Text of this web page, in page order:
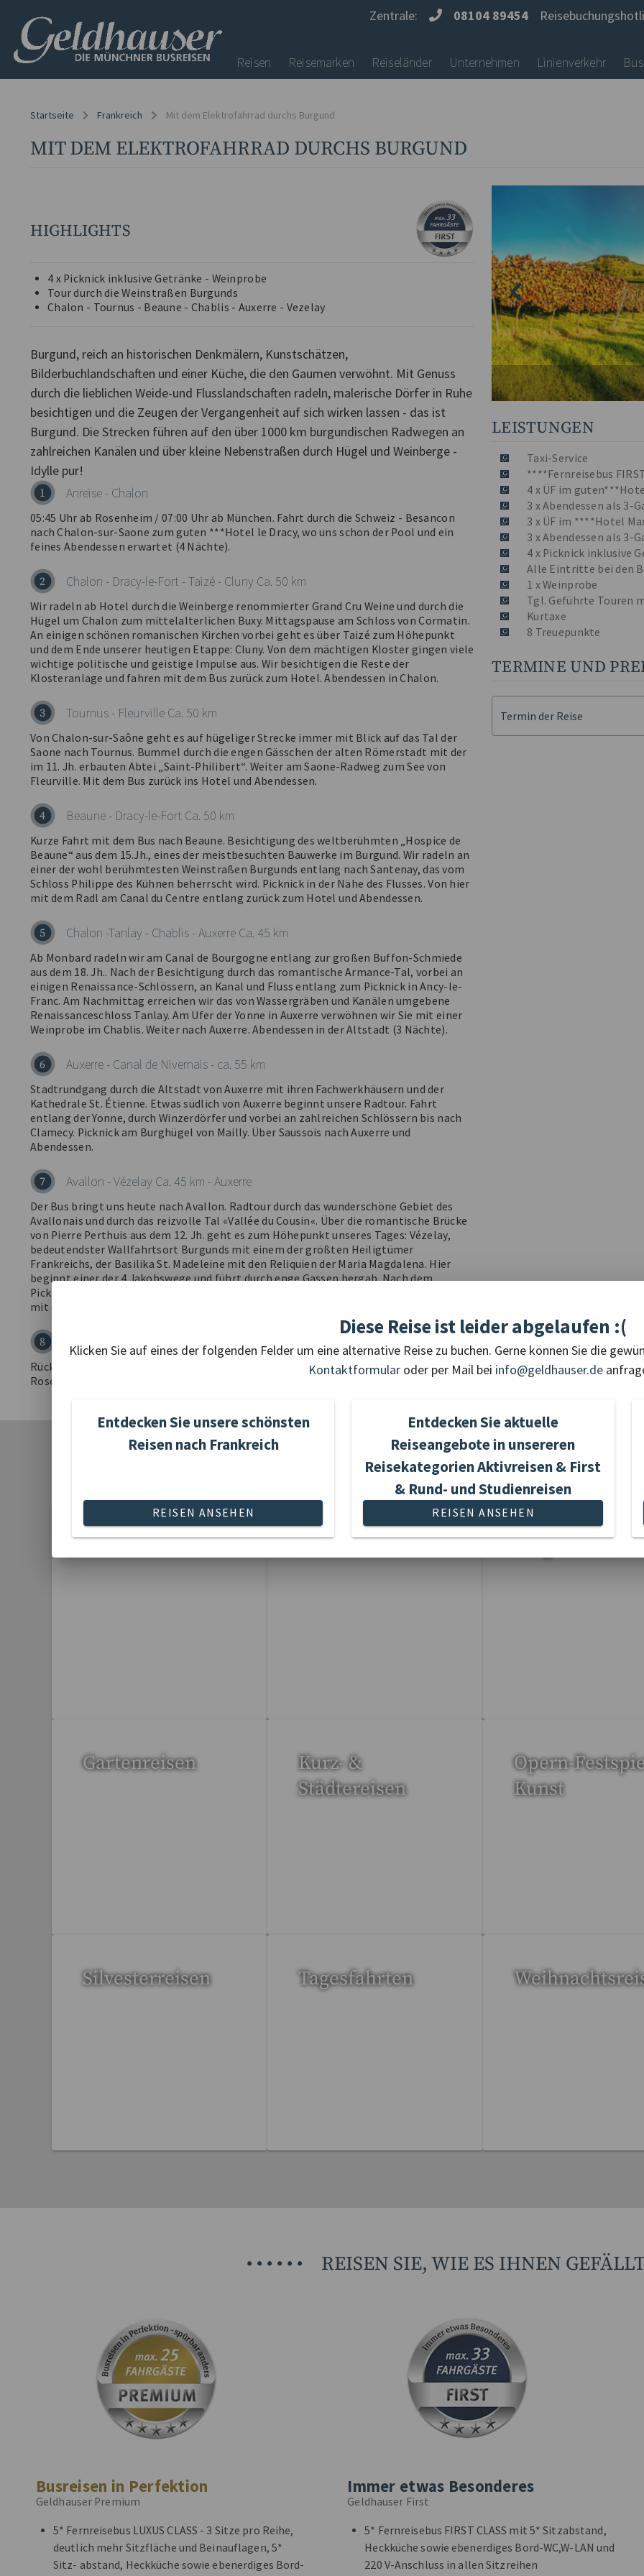
Zentrale: 08104 89454
Reisen Reisemarken Reiseländer Unternehmen Linienverkehr
Startseite Frankreich Mit dem Elektrofahrrad durchs Burgund
MIT DEM ELEKTROFAHRRAD DURCHS BURGUND
HIGHLIGHTS
4 x Picknick inklusive Getränke - Weinprobe
Tour durch die Weinstraßen Burgunds
Chalon - Tournus - Beaune - Chablis - Auxerre - Vezelay
Burgund, reich an historischen Denkmälern, Kunstschätzen,
Bilderbuchlandschaften und einer Küche, die den Gaumen verwöhnt. Mit Genuss
durch die lieblichen Weide-und Flusslandschaften radeln, malerische Dörfer in Ruhe
besichtigen und die Zeugen der Vergangenheit auf sich wirken lassen - das ist
Burgund. Die Strecken führen auf den über 1000 km burgundischen Radwegen an
zahlreichen Kanälen und über kleine Nebenstraßen durch Hügel und Weinberge -
1 Anreise - Chalon
05:45 Uhr ab Rosenheim / 07:00 Uhr ab München. Fahrt durch die Schweiz - Besancon
nach Chalon-sur-Saone zum guten ***Hotel le Dracy, wo uns schon der Pool und ein
feines Abendessen erwartet (4 Nächte).
2 Chalon - Dracy-le-Fort - Taizé - Cluny Ca. 50 km
Wir radeln ab Hotel durch die Weinberge renommierter Grand Cru Weine und durch die
Hügel um Chalon zum mittelalterlichen Buxy. Mittagspause am Schloss von Cormatin.
An einigen schönen romanischen Kirchen vorbei geht es über Taizé zum Höhepunkt
und dem Ende unserer heutigen Etappe: Cluny. Von dem mächtigen Kloster gingen viele
wichtige politische und geistige Impulse aus. Wir besichtigen die Reste der
Klosteranlage und fahren mit dem Bus zurück zum Hotel. Abendessen in Chalon.
3 Tournus - Fleurville Ca. 50 km
Von Chalon-sur-Saône geht es auf hügeliger Strecke immer mit Blick auf das Tal der
Saone nach Tournus. Bummel durch die engen Gässchen der alten Römerstadt mit der
im 11. Jh. erbauten Abtei „Saint-Philibert“. Weiter am Saone-Radweg zum See von
Fleurville. Mit dem Bus zurück ins Hotel und Abendessen.
4 Beaune - Dracy-le-Fort Ca. 50 km
Kurze Fahrt mit dem Bus nach Beaune. Besichtigung des weltberühmten „Hospice de
Beaune“ aus dem 15.Jh., eines der meistbesuchten Bauwerke im Burgund. Wir radeln an
einer der wohl berühmtesten Weinstraßen Burgunds entlang nach Santenay, das vom
Schloss Philippe des Kühnen beherrscht wird. Picknick in der Nähe des Flusses. Von hier
mit dem Radl am Canal du Centre entlang zurück zum Hotel und Abendessen.
5 Chalon -Tanlay - Chablis - Auxerre Ca. 45 km
Ab Monbard radeln wir am Canal de Bourgogne entlang zur großen Buffon-Schmiede
aus dem 18. Jh.. Nach der Besichtigung durch das romantische Armance-Tal, vorbei an
einigen Renaissance-Schlössern, an Kanal und Fluss entlang zum Picknick in Ancy-le-
Franc. Am Nachmittag erreichen wir das von Wassergräben und Kanälen umgebene
Renaissanceschloss Tanlay. Am Ufer der Yonne in Auxerre verwöhnen wir Sie mit einer
Weinprobe im Chablis. Weiter nach Auxerre. Abendessen in der Altstadt (3 Nächte).
6 Auxerre - Canal de Nivernais - ca. 55 km
Stadtrundgang durch die Altstadt von Auxerre mit ihren Fachwerkhäusern und der
Kathedrale St. Étienne. Etwas südlich von Auxerre beginnt unsere Radtour. Fahrt
entlang der Yonne, durch Winzerdörfer und vorbei an zahlreichen Schlössern bis nach
Clamecy. Picknick am Burghügel von Mailly. Über Saussois nach Auxerre und
Abendessen.
7 Avallon - Vézelay Ca. 45 km - Auxerre
Der Bus bringt uns heute nach Avallon. Radtour durch das wunderschöne Gebiet des
Avallonais und durch das reizvolle Tal «Vallée du Cousin«. Über die romantische Brücke
von Pierre Perthuis aus dem 12. Jh. geht es zum Höhepunkt unseres Tages: Vézelay,
bedeutendster Wallfahrtsort Burgunds mit einem der größten Heiligtümer
Frankreichs, der Basilika St. Madeleine mit den Reliquien der Maria Magdalena. Hier
beginnt einer der 4 Jakobswege und führt durch enge Gassen bergab. Nach dem
Picknick radeln wir über das Hügelland von Givry wieder zurück nach Avallon. Rückfahrt
mit dem Bus. Abendessen in Auxerre.
8 Auxerre - München
Rückfahrt über Besançon und durch die Schweiz, Ankunft München ca. 19:00 Uhr /
Rosenheim 20:00 Uhr.
LEISTUNGEN
Taxi-Service
****Fernreisebus
4 x ÜF im
3 x Abendessen als 3-
3 x ÜF im ****Hotel
3 x Abendessen als 3-
4 x Picknick inklusive
Alle Eintritte bei den
1 x Weinprobe
Tgl. Geführte Touren
Kurtaxe
8 Treuepunkte
TERMINE UND
Termin der Reise
UNSERE REISEKATEGORIEN
Gartenreisen
Kurz- &
Städtereisen
Opern-
Kunst
Silvesterreisen Tagesfahrten
• • • • • • REISEN SIE, WIE ES IHNEN
Busreisen in Perfektion
Geldhauser Premium
5* Fernreisebus LUXUS CLASS - 3 Sitze pro Reihe,
deutlich mehr Sitzfläche und Beinauflagen, 5*
Sitz- abstand, Heckküche sowie ebenerdiges Bord-
Immer etwas Besonderes
Geldhauser First
5* Fernreisebus FIRST CLASS mit 5* Sitzabstand,
Heckküche sowie ebenerdiges Bord-WC,W-LAN und
220 V-Anschluss in allen Sitzreihen
Diese Reise ist leider abgelaufen :(
Klicken Sie auf eines der folgenden Felder um eine alternative Reise zu buchen. Gerne können Sie die
Kontaktformular oder per Mail bei info@geldhauser.de
Entdecken Sie unsere schönsten
Reisen nach Frankreich
REISEN ANSEHEN
Entdecken Sie aktuelle
Reiseangebote in unsereren
Reisekategorien Aktivreisen & First
& Rund- und Studienreisen
REISEN ANSEHEN